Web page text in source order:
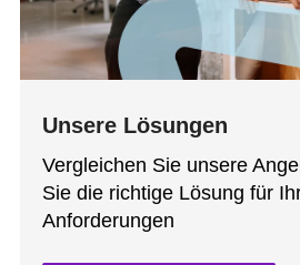
Unsere Lösungen
Vergleichen Sie unsere
Sie die richtige Lösung für
Anforderungen